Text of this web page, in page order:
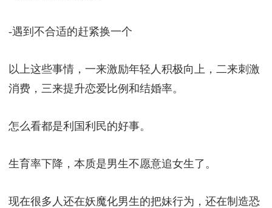
-遇到不合适的赶紧换一个
以上这些事情，一来激励年轻人积极向上，二来刺激
消费，三来提升恋爱比例和结婚率。
怎么看都是利国利民的好事。
生育率下降，本质是男生不愿意追女生了。
现在很多人还在妖魔化男生的把妹行为，还在制造恐